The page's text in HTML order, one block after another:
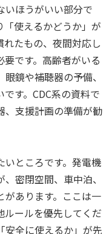
いほうがいい部分で
使えるかどうか」が
たもの、夜間対応し
です。高齢者がいる
鏡や補聴器の予備、
す。CDC系の資料で
、支援計画の準備が勧
いところです。発電機
密閉空間、車中泊、
あります。ここは一
ールを優先してくだ
安全に使えるか」が先